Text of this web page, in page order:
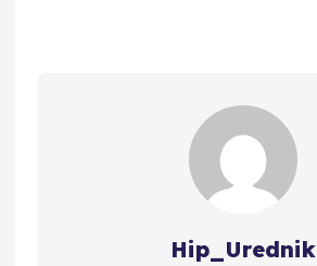
Hip_Urednik